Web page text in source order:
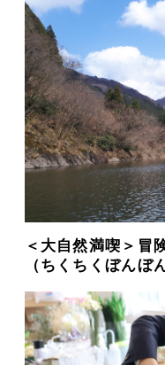
＜大自然満喫＞冒
（ちくちくぼんぼ